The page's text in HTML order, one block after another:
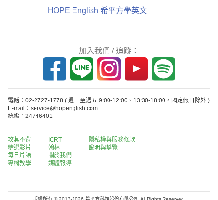
HOPE English 希平方學英文
加入我們 / 追蹤：
電話：02-2727-1778 ( 週一至週五 9:00-12:00、13:30-18:00，國定假日除外 )
E-mail：service@hopenglish.com
統編：24746401
攻其不背
精選影片
每日片語
專欄教學
ICRT
翰林
關於我們
媒體報導
隱私權與服務條款
說明與導覽
版權所有 © 2013-2026 希平方科技股份有限公司 All Rights Reserved.